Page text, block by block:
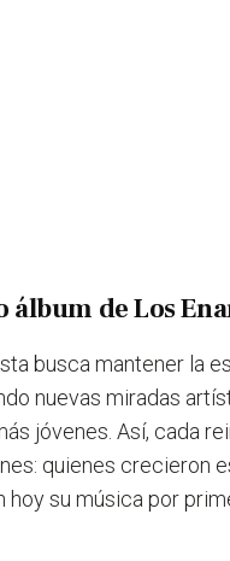
álbum de Los
buscamantener la
nuevas miradas
jóvenes. Así, cada
quienes crecieron
hoy su música por